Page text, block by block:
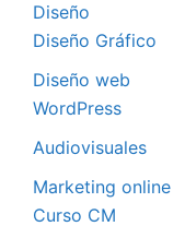
Diseño
Diseño Gráfico
Diseño web
WordPress
Audiovisuales
Marketing online
Curso CM